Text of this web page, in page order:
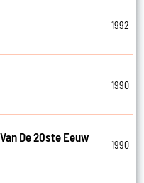
1992
1990
De 20ste Eeuw
1990